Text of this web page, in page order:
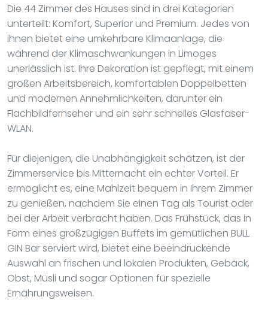
Die 44 Zimmer des Hauses sind in drei Kategorien
unterteilt: Komfort, Superior und Premium. Jedes von
ihnen bietet eine umkehrbare Klimaanlage, die
während der Klimaschwankungen in Limoges
unerlässlich ist. Ihre Dekoration ist gepflegt, mit einem
großen Arbeitsbereich, komfortablen Doppelbetten
und modernen Annehmlichkeiten, darunter ein
Flachbildfernseher und ein sehr schnelles Glasfaser-
WLAN.
Für diejenigen, die Unabhängigkeit schätzen, ist der
Zimmerservice bis Mitternacht ein echter Vorteil. Er
ermöglicht es, eine Mahlzeit bequem in Ihrem Zimmer
zu genießen, nachdem Sie einen Tag als Tourist oder
bei der Arbeit verbracht haben. Das Frühstück, das in
Form eines großzügigen Buffets im gemütlichen BULL
GIN Bar serviert wird, bietet eine beeindruckende
Auswahl an frischen und lokalen Produkten, Gebäck,
Obst, Müsli und sogar Optionen für spezielle
Ernährungsweisen.